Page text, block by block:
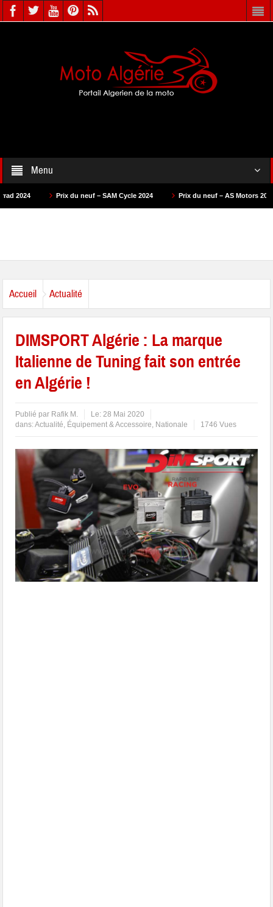
Menu
Prix du neuf – SAM Cycle 2024 Prix du neuf – AS Motors 2024 Prix du
Accueil Actualité
DIMSPORT Algérie : La marque
Italienne de Tuning fait son entrée
en Algérie !
Publié par Rafik M. Le:28 Mai 2020
dans:Actualité, Équipement & Accessoire, Nationale 1746 Vues